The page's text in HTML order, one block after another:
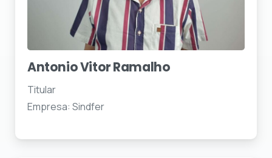
Antonio Vitor Ramalho
Titular
Empresa: Sindfer